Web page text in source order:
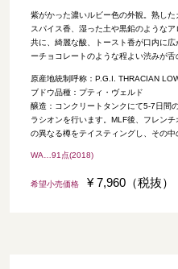
紫がかった濃いルビー色の外観。熟し
スパイス香、湿った土や黒鉛のような
共に、綺麗な酸、トースト香が口内に
ーチョコレートのような程よい渋みが舌
原産地統制呼称：P.G.I. THRACIAN
ブドウ品種：プティ・ヴェルド
醸造：コンクリートタンクにて5-7日間
ラシオンを行います。MLF後、フレン
の異なる樽をテイスティングし、その中
WA…91点(2018)
希望小売価格 ¥ 7,960（税抜）